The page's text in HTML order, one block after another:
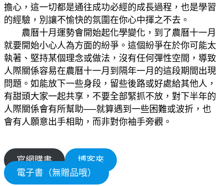
擔心，這一切都是通往成功必經的成長過程，也是學習
的經驗，別讓不愉快的氛圍在你心中揮之不去。
農曆十月運勢會開始起化學變化，到了農曆十一月
就要開始小心人為方面的紛爭。這個紛爭在於你可能太
執著、堅持某個理念或做法，沒有任何彈性空間，導致
人際關係容易在農曆十一月到隔年一月的這段期間出現
問題。如能放下一些身段，留些後路或好處給其他人，
有甜頭大家一起共享，不要全部緊抓不放，對下半年的
人際關係會有所幫助──就算遇到一些困難或波折，也
會有人願意出手相助，而非對你袖手旁觀。
官網購書
博客來
電子書（無贈品哦）